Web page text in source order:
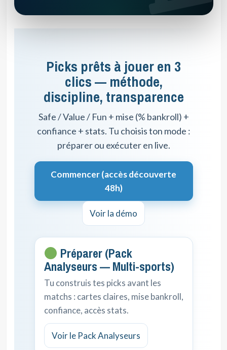
Picks prêts à jouer en 3
clics — méthode,
discipline, transparence
Safe / Value / Fun + mise (% bankroll) +
confiance + stats. Tu choisis ton mode :
préparer ou exécuter en live.
Commencer (accès découverte
48h)
Voir la démo
Préparer (Pack
Analyseurs — Multi-sports)
Tu construis tes picks avant les
matchs : cartes claires, mise bankroll,
confiance, accès stats.
Voir le Pack Analyseurs